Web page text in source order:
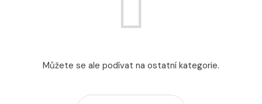
Můžete se ale podívat na ostatní kategorie.
MÝDLOVÁ